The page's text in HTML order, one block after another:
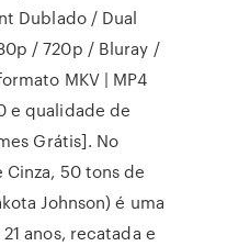
Dublado / Dual
/ 720p / Bluray /
MKV | MP4
e qualidade de
Grátis]. No
50 tons de
Johnson) é uma
anos, recatada e